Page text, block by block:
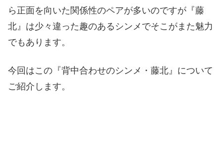
ら正面を向いた関係性のペアが多いのですが『藤
北』は少々違った趣のあるシンメでそこがまた魅力
でもあります。
今回はこの『背中合わせのシンメ・藤北』について
ご紹介します。